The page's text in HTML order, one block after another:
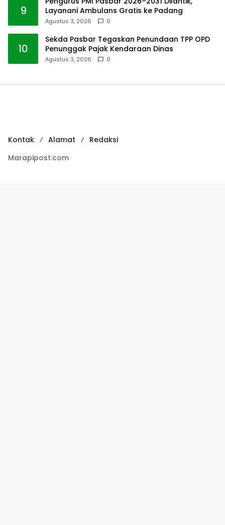
9
Layanani Ambulans Gratis ke Padang
Agustus 3, 2026 0
10
Sekda Pasbar Tegaskan Penundaan TPP OPD
Penunggak Pajak Kendaraan Dinas
Agustus 3, 2026 0
Kontak Alamat
Redaksi
Marapipost.com